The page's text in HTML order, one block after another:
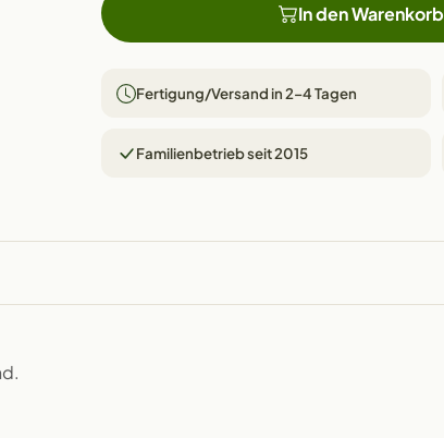
In den Warenkorb
Fertigung/Versand in 2–4 Tagen
Familienbetrieb seit 2015